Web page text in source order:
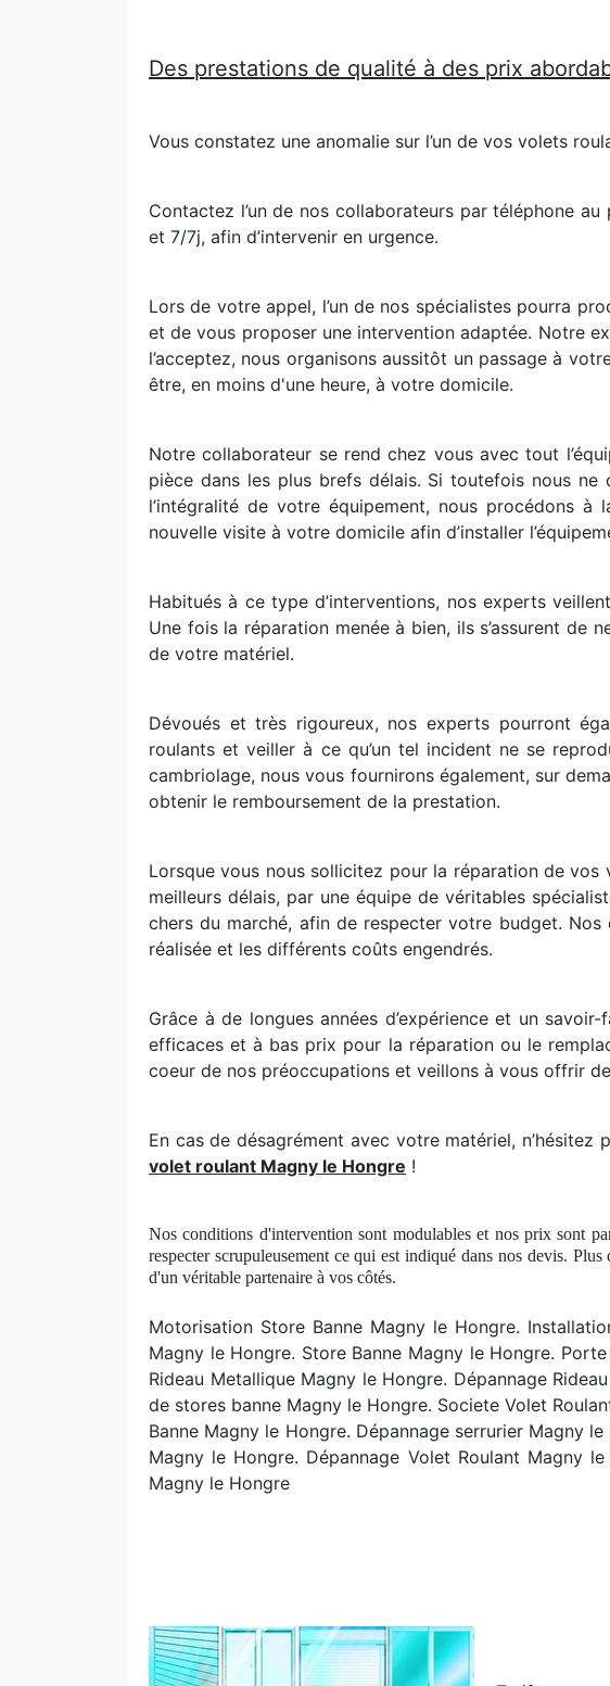
Des prestations de qualité à des prix
Vous constatez une anomalie sur l’un de vos volets
Contactez l’un de nos collaborateurs par téléphone
et 7/7j, afin d’intervenir en urgence.
Lors de votre appel, l’un de nos spécialistes pourra
et de vous proposer une intervention adaptée. Notre
l’acceptez, nous organisons aussitôt un passage à
être, en moins d'une heure, à votre domicile.
Notre collaborateur se rend chez vous avec tout
pièce dans les plus brefs délais. Si toutefois nous ne
l’intégralité de votre équipement, nous procédons
nouvelle visite à votre domicile afin d’installer
Habitués à ce type d’interventions, nos experts
Une fois la réparation menée à bien, ils s’assurent de
de votre matériel.
Dévoués et très rigoureux, nos experts pourront
roulants et veiller à ce qu’un tel incident ne se
cambriolage, nous vous fournirons également, sur
obtenir le remboursement de la prestation.
Lorsque vous nous sollicitez pour la réparation de
meilleurs délais, par une équipe de véritables
chers du marché, afin de respecter votre budget.
réalisée et les différents coûts engendrés.
Grâce à de longues années d’expérience et un
efficaces et à bas prix pour la réparation ou le
coeur de nos préoccupations et veillons à vous offrir
En cas de désagrément avec votre matériel,
volet roulant Magny le Hongre !
Nos conditions d'intervention sont modulables et nos prix sont
respecter scrupuleusement ce qui est indiqué dans nos devis. Plus
d'un véritable partenaire à vos côtés.
Motorisation Store Banne Magny le Hongre.
Magny le Hongre. Store Banne Magny le Hongre.
Rideau Metallique Magny le Hongre. Dépannage
de stores banne Magny le Hongre. Societe Volet
Banne Magny le Hongre. Dépannage serrurier Magny
Magny le Hongre. Dépannage Volet Roulant Magny
Magny le Hongre